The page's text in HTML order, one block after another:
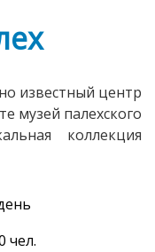
известный центр
музей палехского
коллекция
чел.